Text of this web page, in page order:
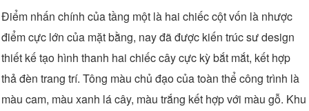
Điểm nhấn chính của tầng một là hai chiếc cột vốn là nhược
điểm cực lớn của mặt bằng, nay đã được kiến trúc sư design
thiết kế tạo hình thanh hai chiếc cây cực kỳ bắt mắt, kết hợp
thả đèn trang trí. Tông màu chủ đạo của toàn thể công trình là
màu cam, màu xanh lá cây, màu trắng kết hợp với màu gỗ. Khu